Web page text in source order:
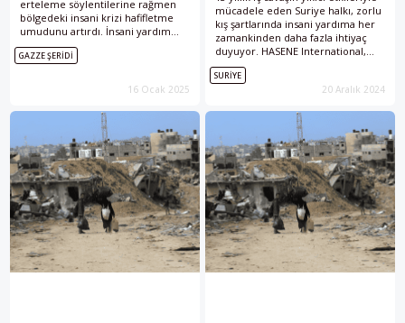
erteleme söylentilerine rağmen
bölgedeki insani krizi hafifletme
umudunu artırdı. İnsani yardım
kuruluşu HASENE International,
bölgedeki çalışmalarına hız
Ateşkesin insani yardım çalışmaları
International Başkanı Bekir Altaş ile
GAZZE ŞERIDI
16 Ocak 2025
mücadele eden Suriye halkı, zorlu
kış şartlarında insani yardıma her
zamankinden daha fazla ihtiyaç
duyuyor. HASENE International,
Ocak 2025’te başlayacak 6 Aylık Acil
Yardım Planı ve Şubat ayında
açılacak Hasene Köy Kompleksi ile
SURIYE
20 Aralık 2024